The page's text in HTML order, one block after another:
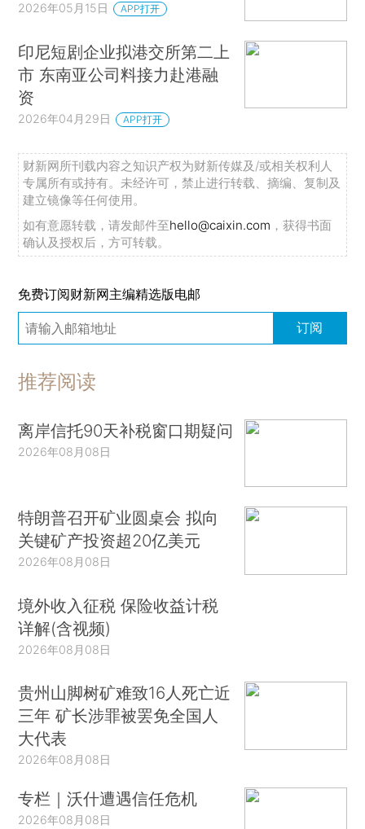
2026年05月15日 APP打开
印尼短剧企业拟港交所第二上
市 东南亚公司料接力赴港融
资
2026年04月29日 APP打开
财新网所刊载内容之知识产权为财新传媒及/或相关权利人
专属所有或持有。未经许可，禁止进行转载、摘编、复制及
建立镜像等任何使用。
如有意愿转载，请发邮件至hello@caixin.com ，获得书面
确认及授权后，方可转载。
免费订阅财新网主编精选版电邮
订阅
推荐阅读
离岸信托90天补税窗口期疑问
2026年08月08日
特朗普召开矿业圆桌会 拟向
关键矿产投资超20亿美元
2026年08月08日
境外收入征税 保险收益计税
详解(含视频)
2026年08月08日
贵州山脚树矿难致16人死亡近
三年 矿长涉罪被罢免全国人
大代表
2026年08月08日
专栏｜沃什遭遇信任危机
2026年08月08日